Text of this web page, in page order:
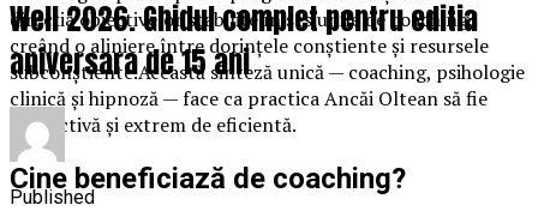
direcția obiectivelor stabilite în sesiunile de coaching,
creând o aliniere între dorințele conștiente și resursele
subconștiente.Această sinteză unică — coaching, psihologie
clinică și hipnoză — face ca practica Ancăi Oltean să fie
distinctivă și extrem de eficientă.
Cine beneficiază de coaching?
Well 2026. Ghidul complet pentru editia
aniversara de 15 ani
Published